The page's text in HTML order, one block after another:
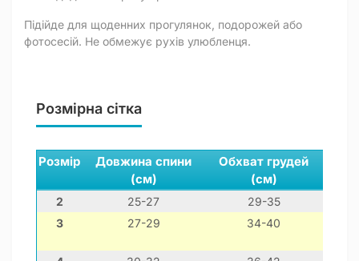
Підійде для щоденних прогулянок, подорожей або
фотосесій. Не обмежує рухів улюбленця.
Розмірна сітка
Розмір
Довжина спини
(см)
Обхват грудей
(см)
2 25-27 29-35
3
27-29 34-40